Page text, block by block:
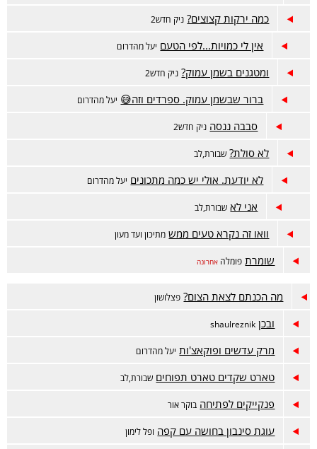
כמה ירקות קצוצים? ניק חדש2
אין לי כמויות...לפי הטעם יעל מהדרום
ומטגנים בשמן עמוק? ניק חדש2
ברור שבשמן עמוק. ספרדים וזה😅 יעל מהדרום
סבבה ננסה ניק חדש2
לא סולת? שבורת,לב
לא יודעת. אולי יש כמה מתכונים יעל מהדרום
אני לא שבורת,לב
וואו זה נקרא טעים ממש מתיכון ועד מעון
שומרת פומלה אחרונה
מה הכנתם לצאת הצום? פצלושון
ובכן shaulreznik
מרק עדשים ופוקאצ'ות יעל מהדרום
טארט שקדים טארט תפוחים שבורת,לב
פנקייקים לפתיחה בוקר אור
עוגת סינבון בחושה עם קפה ופל לימון